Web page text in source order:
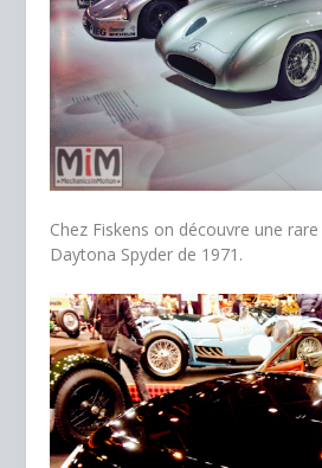
Chez Fiskens on découvre une
Daytona Spyder de 1971.